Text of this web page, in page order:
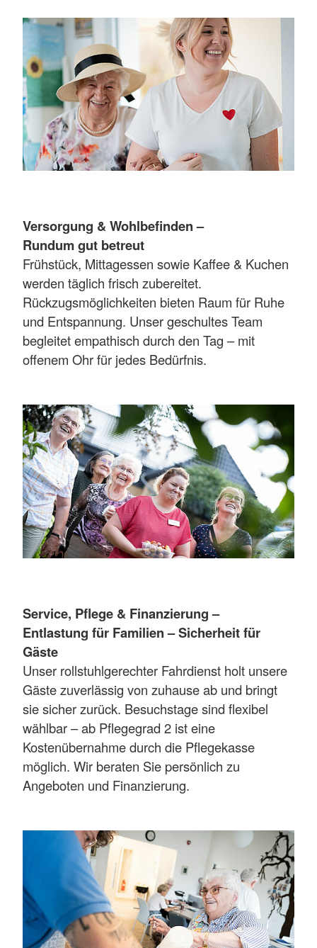
Versorgung & Wohlbefinden –
Rundum gut betreut
Frühstück, Mittagessen sowie Kaffee & Kuchen
werden täglich frisch zubereitet.
Rückzugsmöglichkeiten bieten Raum für Ruhe
und Entspannung. Unser geschultes Team
begleitet empathisch durch den Tag – mit
offenem Ohr für jedes Bedürfnis.
Service, Pflege & Finanzierung –
Entlastung für Familien – Sicherheit für
Gäste
Unser rollstuhlgerechter Fahrdienst holt unsere
Gäste zuverlässig von zuhause ab und bringt
sie sicher zurück. Besuchstage sind flexibel
wählbar – ab Pflegegrad 2 ist eine
Kostenübernahme durch die Pflegekasse
möglich. Wir beraten Sie persönlich zu
Angeboten und Finanzierung.